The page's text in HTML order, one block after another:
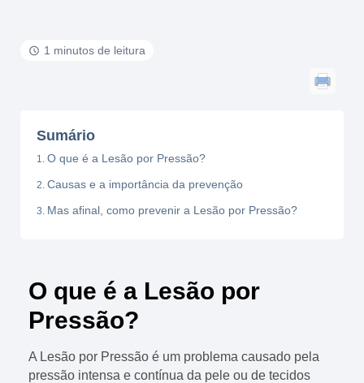
1 minutos de leitura
Sumário
O que é a Lesão por Pressão?
Causas e a importância da prevenção
Mas afinal, como prevenir a Lesão por Pressão?
O que é a Lesão por
Pressão?
A Lesão por Pressão é um problema causado pela
pressão intensa e contínua da pele ou de tecidos